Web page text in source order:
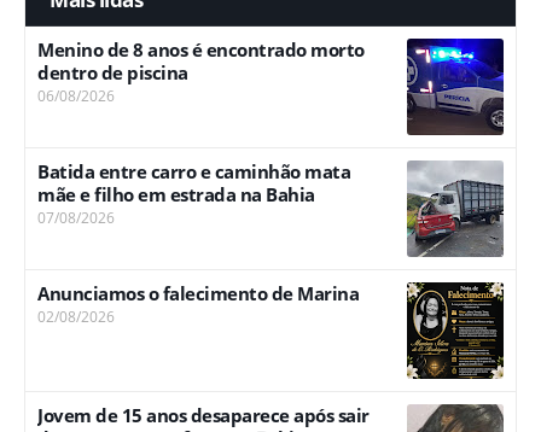
Menino de 8 anos é encontrado morto
dentro de piscina
06/08/2026
Batida entre carro e caminhão mata
mãe e filho em estrada na Bahia
07/08/2026
Anunciamos o falecimento de Marina
02/08/2026
Jovem de 15 anos desaparece após sair